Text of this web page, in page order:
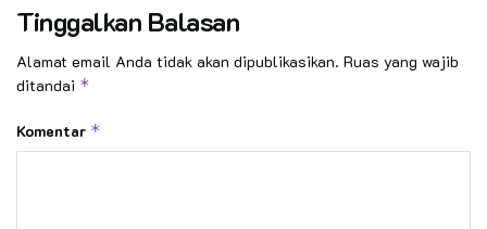
Tinggalkan Balasan
Alamat email Anda tidak akan dipublikasikan. Ruas yang wajib
ditandai *
Komentar *